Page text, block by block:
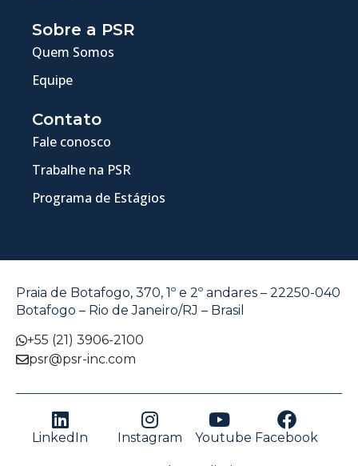
Sobre a PSR
Quem Somos
Equipe
Contato
Fale conosco
Trabalhe na PSR
Programa de Estágios
Praia de Botafogo, 370, 1º e 2º andares – 22250-040
Botafogo – Rio de Janeiro/RJ – Brasil
+55 (21) 3906-2100
psr@psr-inc.com
LinkedIn Instagram Youtube Facebook